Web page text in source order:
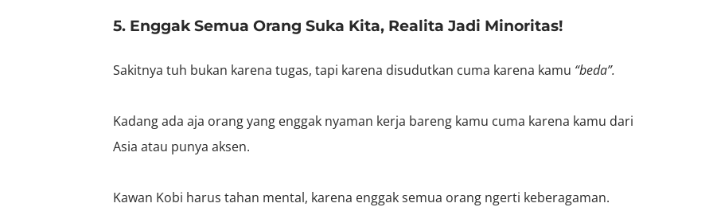
5. Enggak Semua Orang Suka Kita, Realita Jadi Minoritas!
Sakitnya tuh bukan karena tugas, tapi karena disudutkan cuma karena kamu “beda”.
Kadang ada aja orang yang enggak nyaman kerja bareng kamu cuma karena kamu dari
Asia atau punya aksen.
Kawan Kobi harus tahan mental, karena enggak semua orang ngerti keberagaman.